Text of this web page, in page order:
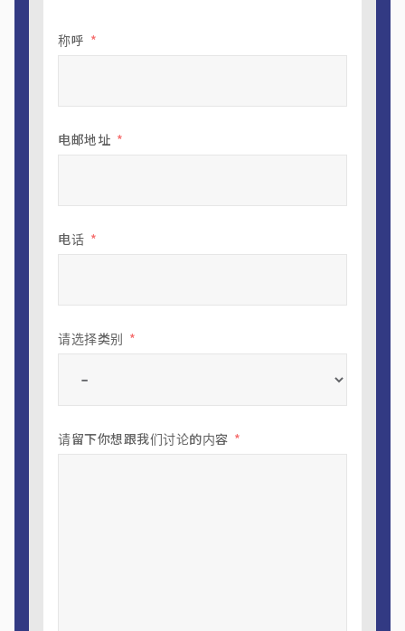
称呼
电邮地址
电话
请选择类别
请留下你想跟我们讨论的内容